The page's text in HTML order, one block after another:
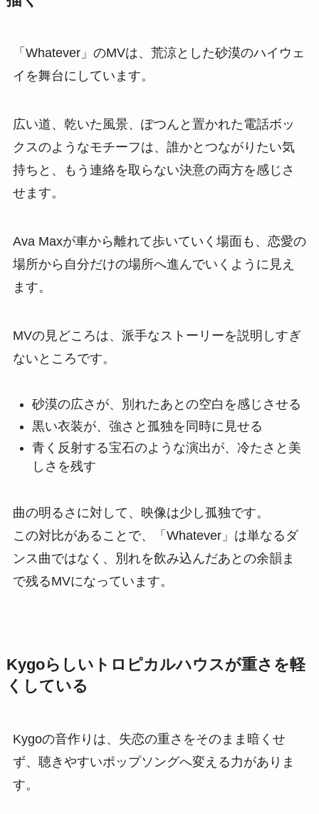
「Whatever」のMVは、荒涼とした砂漠のハイウェ
イを舞台にしています。
広い道、乾いた風景、ぽつんと置かれた電話ボッ
クスのようなモチーフは、誰かとつながりたい気
持ちと、もう連絡を取らない決意の両方を感じさ
せます。
Ava Maxが車から離れて歩いていく場面も、恋愛の
場所から自分だけの場所へ進んでいくように見え
ます。
MVの見どころは、派手なストーリーを説明しすぎ
ないところです。
砂漠の広さが、別れたあとの空白を感じさせる
黒い衣装が、強さと孤独を同時に見せる
青く反射する宝石のような演出が、冷たさと美
しさを残す
曲の明るさに対して、映像は少し孤独です。
この対比があることで、「Whatever」は単なるダ
ンス曲ではなく、別れを飲み込んだあとの余韻ま
で残るMVになっています。
Kygoらしいトロピカルハウスが重さを軽
くしている
Kygoの音作りは、失恋の重さをそのまま暗くせ
ず、聴きやすいポップソングへ変える力がありま
す。